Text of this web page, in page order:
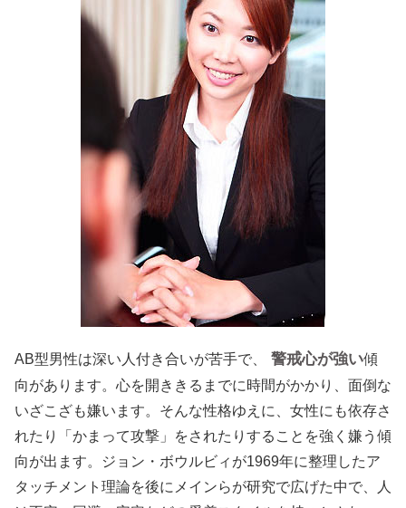
AB型男性は深い人付き合いが苦手で、 警戒心が強い傾
向があります。心を開ききるまでに時間がかかり、面倒な
いざこざも嫌います。そんな性格ゆえに、女性にも依存さ
れたり「かまって攻撃」をされたりすることを強く嫌う傾
向が出ます。ジョン・ボウルビィが1969年に整理したア
タッチメント理論を後にメインらが研究で広げた中で、人